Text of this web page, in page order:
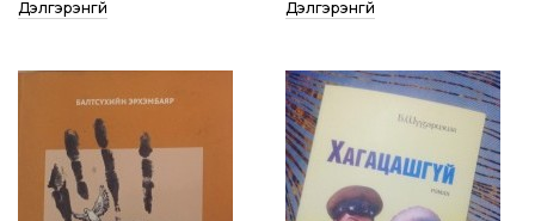
Дэлгэрэнгүй Дэлгэрэнгүй